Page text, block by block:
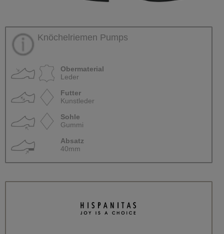
Knöchelriemen Pumps
Obermaterial
Leder
Futter
Kunstleder
Sohle
Gummi
Absatz
40mm